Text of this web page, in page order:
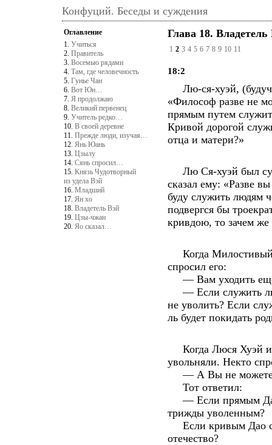
Конфуций. Беседы и суждения
Оглавление
1. Учиться
2. Правитель
3. Восемью рядами
4. Там, где человечность
5. Гунье Чан
6. Вот Юн…
7. Я продолжаю
8. Великий первенец
9. Учитель редко…
10. В своей деревне
11. Прежде люди, изучая…
12. Янь Юань
13. Цзылу
14. Сянь спросил…
15. Князь Чудотворный
из удела Вэй
16. Младший
17. Ян хо
18. Владетель Вэй
19. Цзы-чжан
20. Яо сказал…
Глава 18. Владетель
1 2 3 4 5 6 7 8 9 10 11
18:2
Лю-ся-хуэй,
«Философ разве не
прямым путем
Кривой дорогой
отца и матери?»
Лю Ся-хуэй был
сказал ему: «Разве
буду служить людям
подвергся бы
кривдою, то зачем же
Когда Милостивый
спросил его:
— Вам уходить
— Если служить
не уволить? Если
ль будет покидать
Когда Люся Хуэй
увольняли. Некто
— А Вы не можете
Тот ответил:
— Если прямым Дао
трижды уволенным?
Если кривым Дао
отечество?